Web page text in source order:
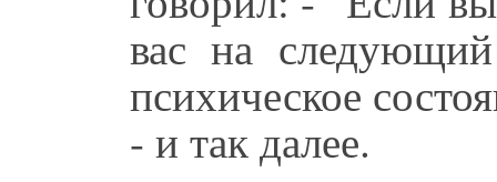
вас на
психическое
- и так далее.